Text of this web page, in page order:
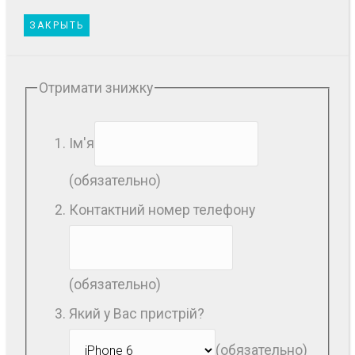
ЗАКРЫТЬ
Отримати знижку
Ім'я
(обязательно)
Контактний номер телефону
(обязательно)
Який у Вас пристрій?
(обязательно)